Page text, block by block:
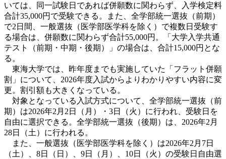
いては、同一試験日であれば併願数に関わらず、入学検定料
合計35,000円で受験できる。また、全学部統一選抜（前期）
で2日間、一般選抜（医学部医学科を除く）で複数日受験す
る場合は、併願数に関わらず合計55,000円。「大学入学共通
テスト（前期・中期・後期）」の場合は、合計15,000円とな
る。
東海大学では、昨年度までも実施していた「フラット併願
割」について、2026年度入試からよりわかりやすい内容に変
更。割引額も大きくなっている。
対象となっている入試方式について、全学部統一選抜（前
期）は2026年2月2日（月）・3日（火）に行われ、受験日を
自由に選択できる。全学部統一選抜（後期）は、2026年2月
28日（土）に行われる。
また、一般選抜（医学部医学科を除く）は2026年2月7日
（土）、8日（日）、9日（月）、10日（火）の受験日自由選